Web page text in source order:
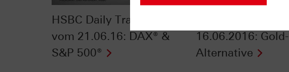
HSBC Daily Trading TV
vom 21.06.16: DAX® &
S&P 500®
16.06.2016: Gold-
Alternative